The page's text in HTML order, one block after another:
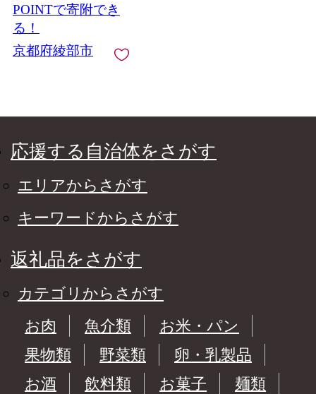
綾部紡績株式会社
［BSBT002］
POINTで寄附でき
る！
京都府綾部市
応援する自治体をさがす
エリアからさがす
キーワードからさがす
返礼品をさがす
カテゴリからさがす
お肉
魚介類
お米・パン
果物類
野菜類
卵・乳製品
お酒
飲料類 お菓子
麺類